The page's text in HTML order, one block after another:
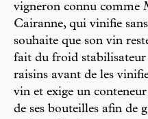
vigneron connu comme
Cairanne, qui vinifie
souhaite que son vin
fait du froid
raisins avant de les
vin et exige un
de ses bouteilles afin de